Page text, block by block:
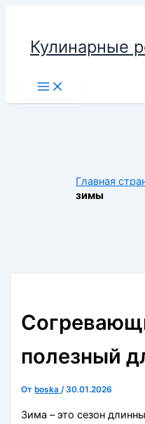
содержимому
Кулинарные
Main
Menu
Главная
зимы
полезный
От boska/30.01.2026
Зима – это сезон